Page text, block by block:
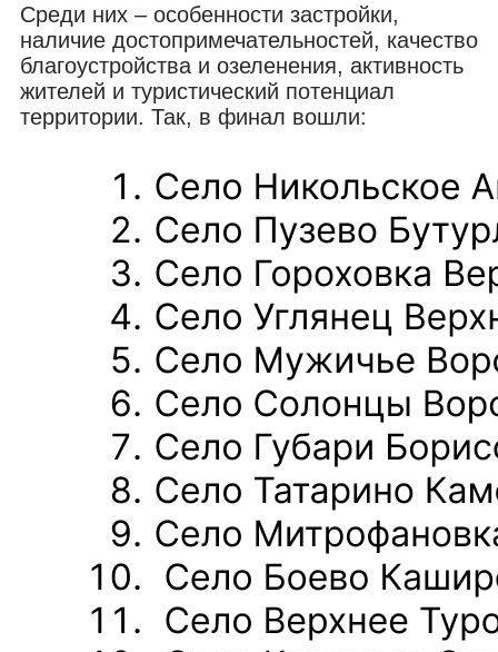
Среди них – особенности застройки,
наличие достопримечательностей, качество
благоустройства и озеленения, активность
жителей и туристический потенциал
территории. Так, в финал вошли: